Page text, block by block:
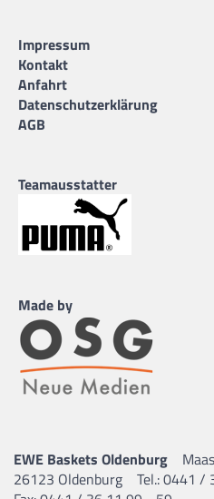
Impressum
Kontakt
Anfahrt
Datenschutzerklärung
AGB
Teamausstatter
Made by
EWE Baskets Oldenburg
26123 Oldenburg
Tel.: 0441 /